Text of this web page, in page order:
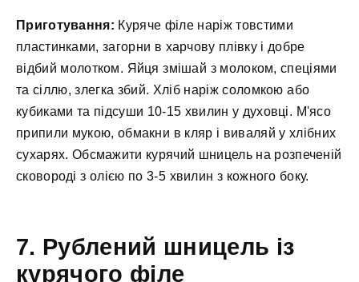
Приготування: Куряче філе наріж товстими
пластинками, загорни в харчову плівку і добре
відбий молотком. Яйця змішай з молоком, спеціями
та сіллю, злегка збий. Хліб наріж соломкою або
кубиками та підсуши 10-15 хвилин у духовці. М'ясо
припили мукою, обмакни в кляр і виваляй у хлібних
сухарях. Обсмажити курячий шницель на розпеченій
сковороді з олією по 3-5 хвилин з кожного боку.
7. Рублений шницель із
курячого філе